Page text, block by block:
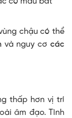
chậu có thể
và nguy cơcác
thấp hơn vị trí
âm đạo. Tình